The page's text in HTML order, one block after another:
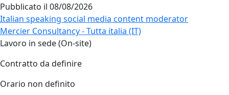
Pubblicato il 08/08/2026
Italian speaking social media content moderator
Mercier Consultancy - Tutta italia (IT)
Lavoro in sede (On-site)
Contratto da definire
Orario non definito